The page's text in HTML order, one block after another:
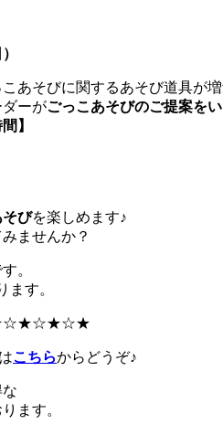
あそびに関するあそび道具が増
ーがごっこあそびのご提案をい
】
そびを楽しめます♪
ませんか？
。
ます。
こちらからどうぞ♪
ます。